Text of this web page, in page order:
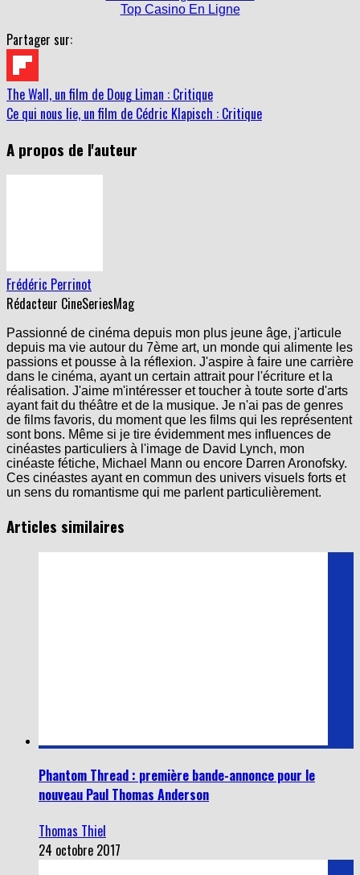
The Wall, un film de Doug Liman : Critique
Ce qui nous lie, un film de Cédric Klapisch : Critique
Frédéric Perrinot
Rédacteur CineSeriesMag
Passionné de cinéma depuis mon plus jeune âge, j'articule
depuis ma vie autour du 7ème art, un monde qui alimente les
passions et pousse à la réflexion. J'aspire à faire une carrière
dans le cinéma, ayant un certain attrait pour l'écriture et la
réalisation. J'aime m'intéresser et toucher à toute sorte d'arts
ayant fait du théâtre et de la musique. Je n'ai pas de genres
de films favoris, du moment que les films qui les représentent
sont bons. Même si je tire évidemment mes influences de
cinéastes particuliers à l'image de David Lynch, mon
cinéaste fétiche, Michael Mann ou encore Darren Aronofsky.
Ces cinéastes ayant en commun des univers visuels forts et
un sens du romantisme qui me parlent particulièrement.
nouveau Paul Thomas Anderson
24 octobre 2017